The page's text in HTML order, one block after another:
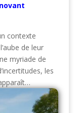
contexte
de leur
myriade de
les